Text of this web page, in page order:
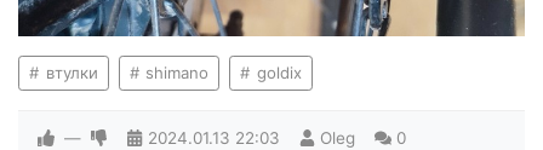
втулки shimano goldix
— 2024.01.13 22:03 Oleg 0